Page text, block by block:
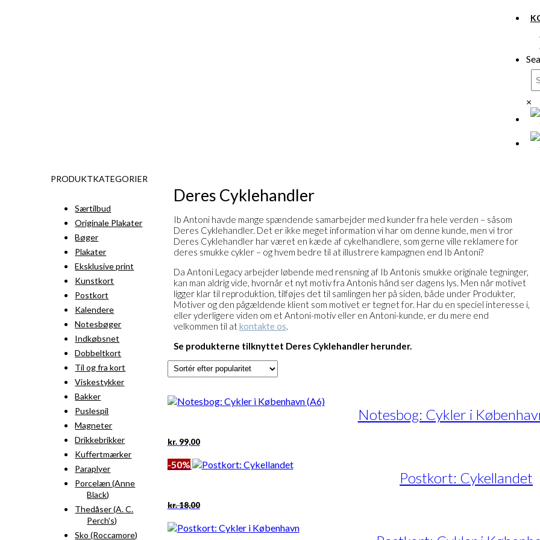
×
Deres Cyklehandler
Ib Antoni havde mange spændende samarbejder med kunder fra hele verden – såsom
Deres Cyklehandler. Det er ikke meget information vi har om denne kunde, men vi tror
Deres Cyklehandler har været en kæde af cykelhandlere, som gerne ville reklamere for
deres smukke cykler – og hvem bedre til at illustrere kampagnen end Ib Antoni?
Da Antoni Legacy arbejder løbende med rensning af Ib Antonis smukke originale tegninger,
kan man aldrig vide, hvornår et nyt motiv fra Antonis hånd ser dagens lys. Men når motivet
ligger klar til reproduktion, tilføjes det til samlingen her på siden, både under Produkter,
Motiver og den pågældende klient som motivet er tegnet for. Har du en speciel interesse i,
eller yderligere viden om et Antoni-motiv eller en Antoni-kunde, er du mere end
velkommen til atkontakte os.
Se produkterne tilknyttet Deres Cyklehandler herunder.
Notesbog: Cykler i
kr.99,00
-50%
Postkort: Cykellandet
kr.18,00Den
pris
var:
Den
pris
er:
PRODUKTKATEGORIER
Særtilbud
Originale Plakater
Bøger
Plakater
Eksklusive print
Kunstkort
Postkort
Kalendere
Notesbøger
Indkøbsnet
Dobbeltkort
Til og fra kort
Viskestykker
Bakker
Puslespil
Magneter
Drikkebrikker
Kuffertmærker
Paraplyer
Porcelæn (Anne
Black)
Thedåser (A. C.
Perch's)
Sko (Roccamore)